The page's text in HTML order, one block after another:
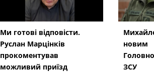
Ми готові відповісти.
Руслан Марцінків
прокоментував
можливий приїзд
новим
ЗСУ